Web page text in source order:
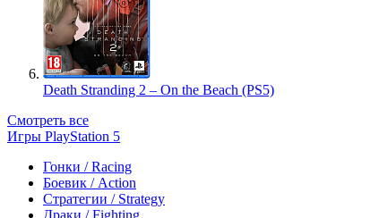
Death Stranding 2 – On the Beach (PS5)
Смотреть все
Игры PlayStation 5
Гонки / Racing
Боевик / Action
Стратегии / Strategy
Драки / Fighting